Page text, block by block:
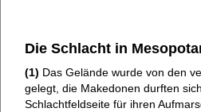
Die Schlacht in
(1) Das Gelände wurde von den
gelegt, die Makedonen durften
Schlachtfeldseite für ihren